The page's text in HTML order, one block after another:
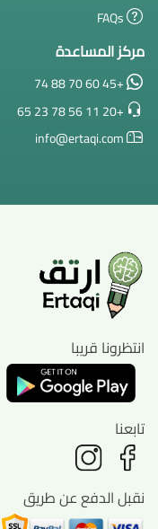
مركز المساعدة
+45 60 70 88 74
+20 11 56 78 23 65
info@ertaqi.com
انتظرونا قريبا
تابعنا
نقبل الدفع عن طريق